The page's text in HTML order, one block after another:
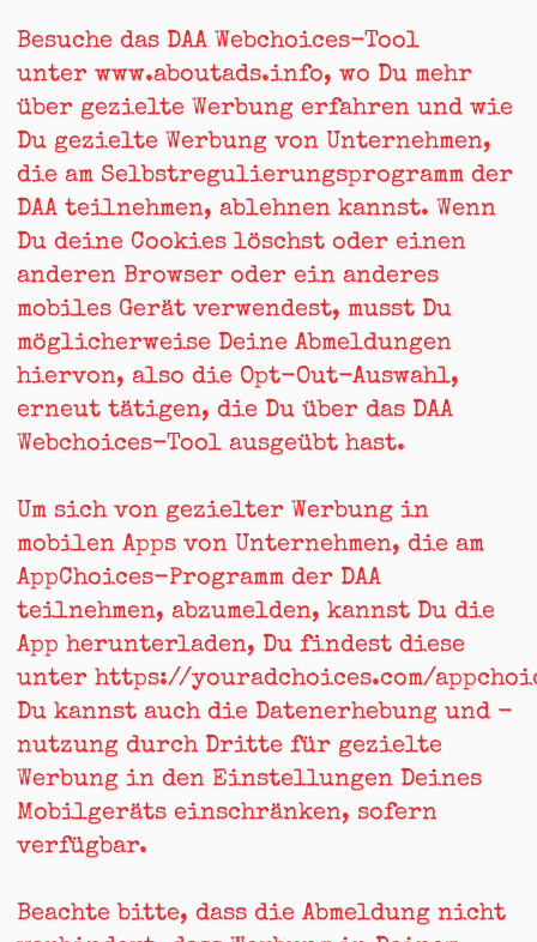
Besuche das DAA Webchoices-Tool
unter www.aboutads.info, wo Du mehr
über gezielte Werbung erfahren und wie
Du gezielte Werbung von Unternehmen,
die am Selbstregulierungsprogramm der
DAA teilnehmen, ablehnen kannst. Wenn
Du deine Cookies löschst oder einen
anderen Browser oder ein anderes
mobiles Gerät verwendest, musst Du
möglicherweise Deine Abmeldungen
hiervon, also die Opt-Out-Auswahl,
erneut tätigen, die Du über das DAA
Webchoices-Tool ausgeübt hast.
Um sich von gezielter Werbung in
mobilen Apps von Unternehmen, die am
AppChoices-Programm der DAA
teilnehmen, abzumelden, kannst Du die
App herunterladen, Du findest diese
unter https://youradchoices.com/
Du kannst auch die Datenerhebung und -
nutzung durch Dritte für gezielte
Werbung in den Einstellungen Deines
Mobilgeräts einschränken, sofern
verfügbar.
Beachte bitte, dass die Abmeldung nicht